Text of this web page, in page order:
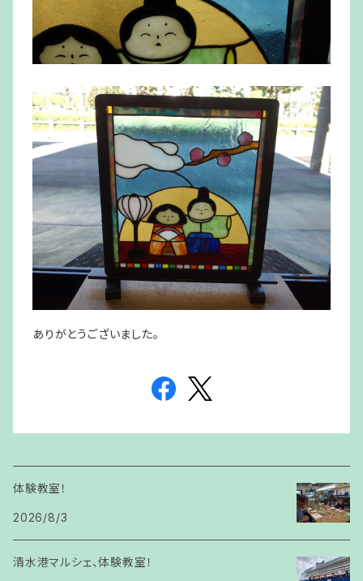
ありがとうございました。
体験教室！
2026/8/3
清水港マルシェ、体験教室！